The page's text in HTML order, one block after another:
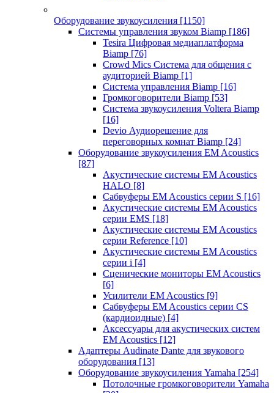
Оборудование звукоусиления [1150]
Системы управления звуком Biamp [186]
Tesira Цифровая медиаплатформа
Biamp [76]
Crowd Mics Система для общения с
аудиторией Biamp [1]
Система управления Biamp [16]
Громкоговорители Biamp [53]
Система звукоусиления Voltera Biamp
[16]
Devio Аудиорешение для
переговорных комнат Biamp [24]
Оборудование звукоусиления EM Acoustics
[87]
Акустические системы EM Acoustics
HALO [8]
Сабвуферы EM Acoustics серии S [16]
Акустические системы EM Acoustics
серии EMS [18]
Акустические системы EM Acoustics
серии Reference [10]
Акустические системы EM Acoustics
серии i [4]
Сценические мониторы EM Acoustics
[6]
Усилители EM Acoustics [9]
Сабвуферы EM Acoustics серии CS
(кардиоидные) [4]
Аксессуары для акустических систем
EM Acoustics [12]
Адаптеры Audinate Dante для звукового
оборудования [13]
Оборудование звукоусиления Yamaha [254]
Потолочные громкоговорители Yamaha